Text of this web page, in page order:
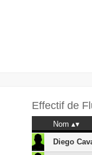
Effectif de
Nom
Diego